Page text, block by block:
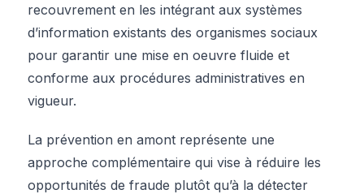
recouvrement en les intégrant aux systèmes
d’information existants des organismes sociaux
pour garantir une mise en oeuvre fluide et
conforme aux procédures administratives en
vigueur.
La prévention en amont représente une
approche complémentaire qui vise à réduire les
opportunités de fraude plutôt qu’à la détecter